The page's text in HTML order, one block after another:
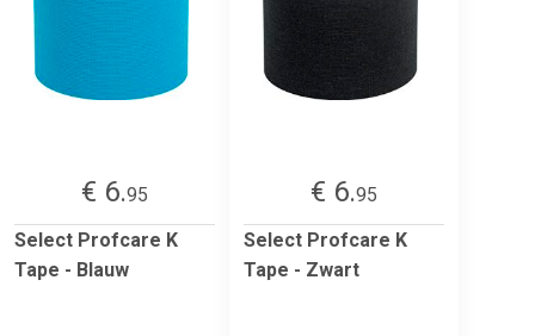
€ 6.95
Select Profcare K
Tape - Blauw
€ 6.95
Select Profcare K
Tape - Zwart